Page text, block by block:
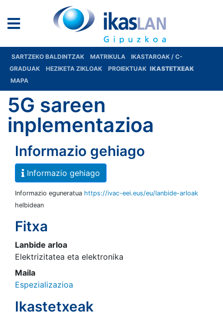
SARTZEKO BALDINTZAK MATRIKULA
IKASTAROAK / C-
GRADUAK
HEZIKETA ZIKLOAK PROIEKTUAK IKASTETXEAK
MAPA
5G sareen
inplementazioa
Informazio gehiago
Informazio gehiago
Informazio eguneratua https://ivac-eei.eus/eu/lanbide-arloak
helbidean
Fitxa
Lanbide arloa
Elektrizitatea eta elektronika
Maila
Espezializazioa
Ikastetxeak